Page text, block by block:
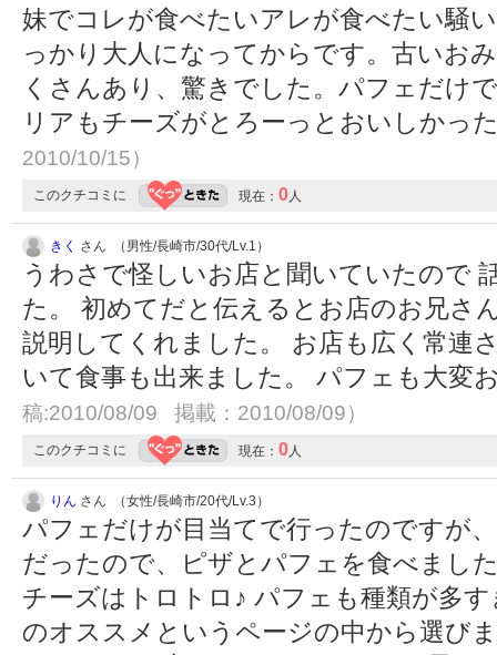
妹でコレが食べたいアレが食べたい騒
っかり大人になってからです。古いお
くさんあり、驚きでした。パフェだけ
リアもチーズがとろーっとおいしかっ
2010/10/15）
このクチコミに 現在： 0人
きく さん （男性/長崎市/30代/Lv.1）
うわさで怪しいお店と聞いていたので
た。 初めてだと伝えるとお店のお兄さ
説明してくれました。 お店も広く常連
いて食事も出来ました。 パフェも大変
稿:2010/08/09 掲載：2010/08/09）
このクチコミに 現在： 0人
りん さん （女性/長崎市/20代/Lv.3）
パフェだけが目当てで行ったのですが
だったので、ピザとパフェを食べまし
チーズはトロトロ♪ パフェも種類が多
のオススメというページの中から選び